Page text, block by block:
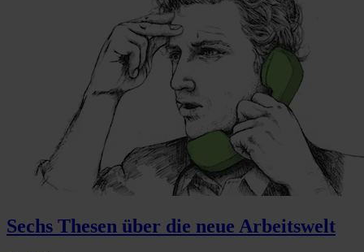
Sechs Thesen über die neue Arbeitswelt